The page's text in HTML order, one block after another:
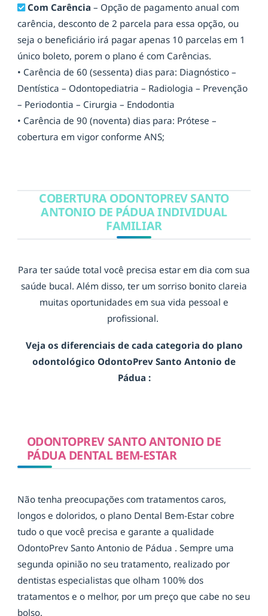
Com Carência – Opção de pagamento anual com
carência, desconto de 2 parcela para essa opção, ou
seja o beneficiário irá pagar apenas 10 parcelas em 1
único boleto, porem o plano é com Carências.
• Carência de 60 (sessenta) dias para: Diagnóstico –
Dentística – Odontopediatria – Radiologia – Prevenção
– Periodontia – Cirurgia – Endodontia
• Carência de 90 (noventa) dias para: Prótese –
cobertura em vigor conforme ANS;
COBERTURA ODONTOPREV SANTO
ANTONIO DE PÁDUA INDIVIDUAL
FAMILIAR
Para ter saúde total você precisa estar em dia com sua
saúde bucal. Além disso, ter um sorriso bonito clareia
muitas oportunidades em sua vida pessoal e
profissional.
Veja os diferenciais de cada categoria do plano
odontológico OdontoPrev Santo Antonio de
Pádua :
ODONTOPREV SANTO ANTONIO DE
PÁDUA DENTAL BEM-ESTAR
Não tenha preocupações com tratamentos caros,
longos e doloridos, o plano Dental Bem-Estar cobre
tudo o que você precisa e garante a qualidade
OdontoPrev Santo Antonio de Pádua . Sempre uma
segunda opinião no seu tratamento, realizado por
dentistas especialistas que olham 100% dos
tratamentos e o melhor, por um preço que cabe no seu
bolso.